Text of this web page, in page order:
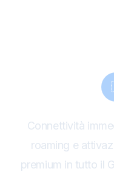
Connettività
roaming e
premium in tutto il